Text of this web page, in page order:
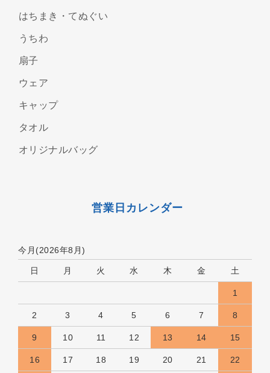
はちまき・てぬぐい
うちわ
扇子
ウェア
キャップ
タオル
オリジナルバッグ
営業日カレンダー
今月(2026年8月)
日 月 火 水 木 金 土
1
2 3 4 5 6 7 8
9 10 11 12 13 14 15
16 17 18 19 20 21 22